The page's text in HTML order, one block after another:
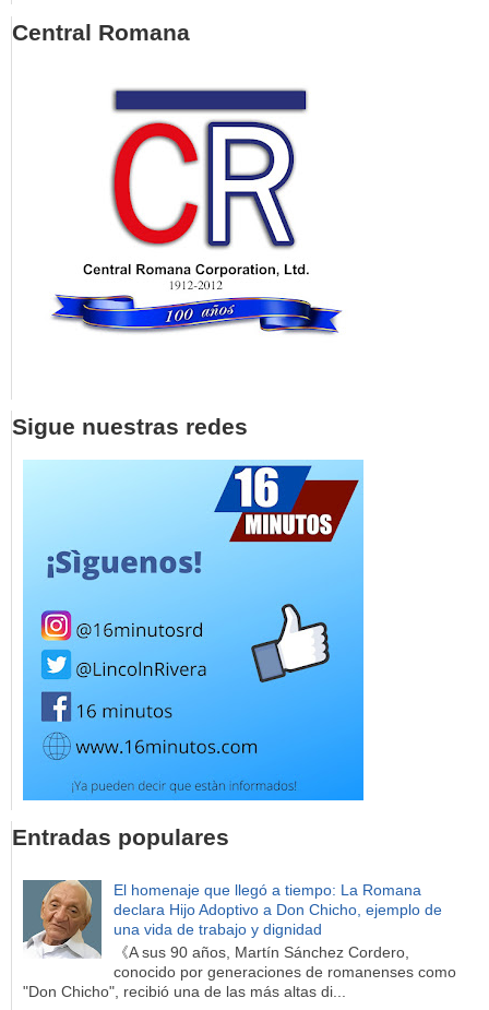
Central Romana
Sigue nuestras redes
Entradas populares
El homenaje que llegó a tiempo: La Romana
declara Hijo Adoptivo a Don Chicho, ejemplo de
una vida de trabajo y dignidad
《A sus 90 años, Martín Sánchez Cordero,
conocido por generaciones de romanenses como
"Don Chicho", recibió una de las más altas di...